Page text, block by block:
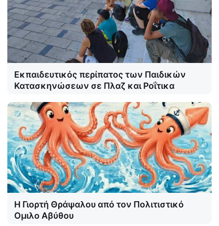
Εκπαιδευτικός περίπατος των Παιδικών
Κατασκηνώσεων σε Πλαζ και Ροΐτικα
Η Γιορτή Θράψαλου από τον Πολιτιστικό
Ομιλο Αβύθου